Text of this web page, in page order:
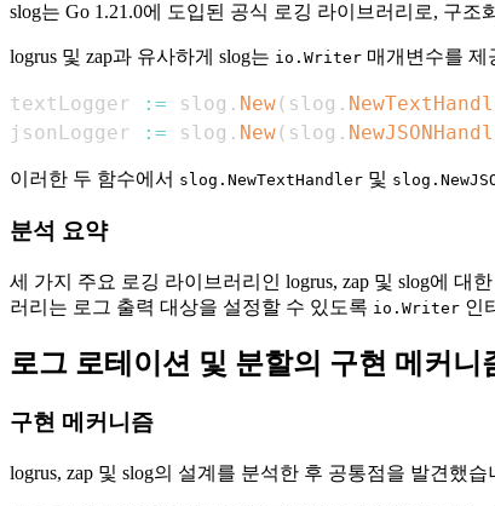
slog는 Go 1.21.0에 도입된 공식 로깅 라이브러리로, 구
logrus 및 zap과 유사하게 slog는 io.Writer 매개변수를 제
textLogger := slog . New( slog .
jsonLogger
:= slog . New( slog .
이러한 두 함수에서 slog.NewTextHandler 및
분석 요약
세 가지 주요 로깅 라이브러리인 logrus, zap 및 slog에
러리는 로그 출력 대상을 설정할 수 있도록 io.Writer 인
로그 로테이션 및 분할의 구현 메커니
구현 메커니즘
logrus, zap 및 slog의 설계를 분석한 후 공통점을 발견했